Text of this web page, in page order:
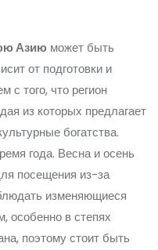
Азию может быть
от подготовки и
с того, что регион
из которых предлагает
богатства.
года. Весна и осень
посещения из-за
изменяющиеся
особенно в степях
поэтому стоит быть